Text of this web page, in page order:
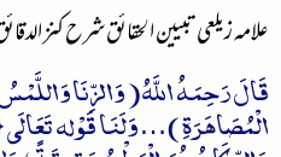
علامہ زیلعی تبیین الحقائق شرح کنز
قَالَ رَحِمَهُ اللَّهُ ( وَالزِّنَا
الْمُصَاهَرَةِ )…وَلَنَا قَوْله